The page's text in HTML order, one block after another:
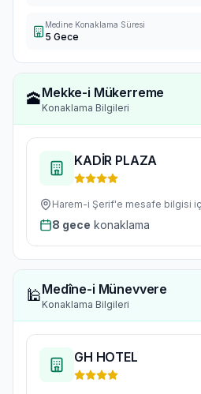
Medine Konaklama Süresi
5 Gece
🕋Mekke-i Mükerreme
Konaklama Bilgileri
KADİR PLAZA
Harem-i Şerif'e mesafe bilgisi
8 gece konaklama
🕌Medîne-i Münevvere
Konaklama Bilgileri
GH HOTEL